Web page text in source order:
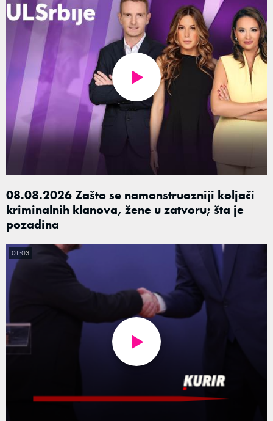
08.08.2026 Zašto se namonstruozniji koljači
kriminalnih klanova, žene u zatvoru; šta je
pozadina
01:03